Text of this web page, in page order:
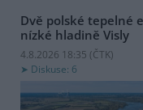
Dvě polské tepelné
nízké hladině Visly
4.8.2026 18:35 (ČTK)
Diskuse: 6